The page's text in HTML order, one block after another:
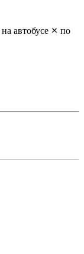
на автобусе
по